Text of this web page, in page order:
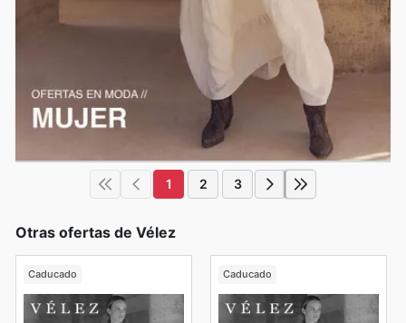
1 2 3
Otras ofertas de Vélez
Caducado Caducado